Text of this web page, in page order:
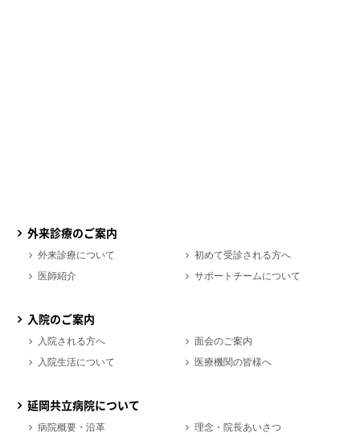
外来診療のご案内
外来診療について
初めて受診される方へ
医師紹介
サポートチームについて
入院のご案内
入院される方へ
面会のご案内
入院生活について
医療機関の皆様へ
延岡共立病院について
病院概要・沿革
理念・院長あいさつ